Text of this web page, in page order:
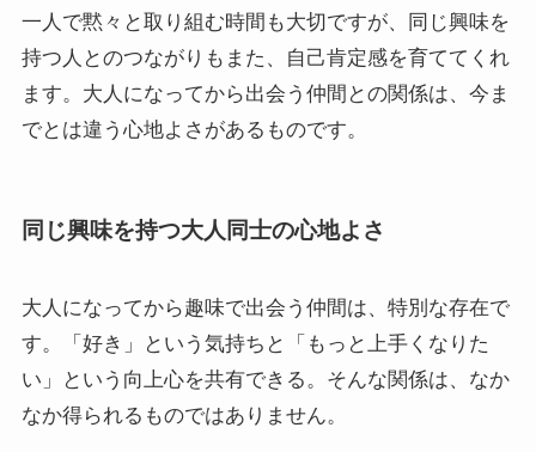
一人で黙々と取り組む時間も大切ですが、同じ興味を
持つ人とのつながりもまた、自己肯定感を育ててくれ
ます。大人になってから出会う仲間との関係は、今ま
でとは違う心地よさがあるものです。
同じ興味を持つ大人同士の心地よさ
大人になってから趣味で出会う仲間は、特別な存在で
す。「好き」という気持ちと「もっと上手くなりた
い」という向上心を共有できる。そんな関係は、なか
なか得られるものではありません。